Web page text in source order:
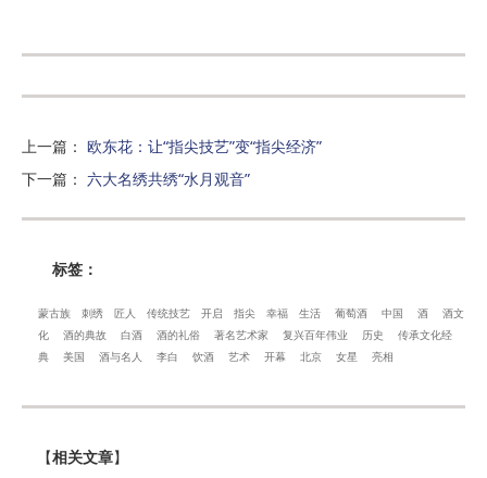
上一篇 ： 欧东花：让“指尖技艺”变“指尖经济”
下一篇 ： 六大名绣共绣“水月观音”
标签：
蒙古族 刺绣 匠人 传统技艺 开启 指尖 幸福 生活 葡萄酒 中国 酒
酒文
化
酒的典故 白酒 酒的礼俗 著名艺术家 复兴百年伟业 历史
传承文化经
典
美国 酒与名人 李白 饮酒 艺术 开幕 北京 女星 亮相
【相关文章】